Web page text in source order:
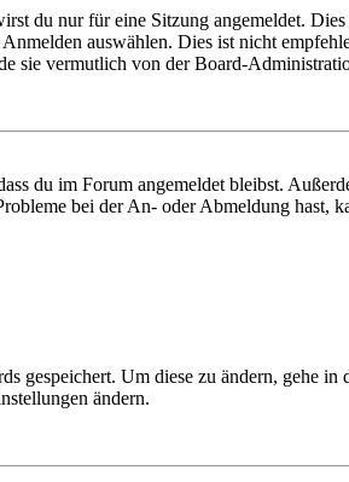
du nur für eine Sitzung angemeldet.
auswählen. Dies ist nicht
sie vermutlich von der Board-
du im Forum angemeldet bleibst.
bei der An- oder Abmeldung hast,
gespeichert. Um diese zu ändern, gehe
ändern.